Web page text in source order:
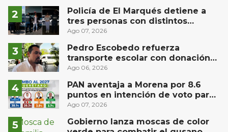
Policía de El Marqués detiene a
tres personas con distintos
narcóticos
Ago 07, 2026
Pedro Escobedo refuerza
transporte escolar con donación
de camión de Flecha Amarilla para
Ago 06, 2026
PAN aventaja a Morena por 8.6
puntos en intención de voto para
gubernatura de Querétaro, según
Ago 07, 2026
Gobierno lanza moscas de color